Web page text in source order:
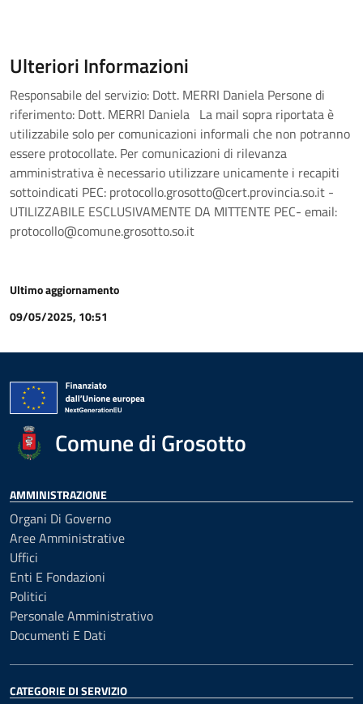
Ulteriori Informazioni
Responsabile del servizio: Dott. MERRI Daniela Persone di
riferimento: Dott. MERRI Daniela La mail sopra riportata è
utilizzabile solo per comunicazioni informali che non potranno
essere protocollate. Per comunicazioni di rilevanza
amministrativa è necessario utilizzare unicamente i recapiti
sottoindicati PEC: protocollo.grosotto@cert.provincia.so.it -
UTILIZZABILE ESCLUSIVAMENTE DA MITTENTE PEC- email:
protocollo@comune.grosotto.so.it
Ultimo aggiornamento
09/05/2025, 10:51
Comune di Grosotto
AMMINISTRAZIONE
Organi Di Governo
Aree Amministrative
Uffici
Enti E Fondazioni
Politici
Personale Amministrativo
Documenti E Dati
CATEGORIE DI SERVIZIO